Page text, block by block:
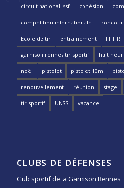
circuit national issf cohésion
compétition internationale
Ecole de tir entrainement FFTIR
garnison rennes tir sportif huit
noël pistolet pistolet 10m
renouvellement réunion stage
tir sportif UNSS vacance
CLUBS DE DÉFENSES
Club sportif de la Garnison Rennes